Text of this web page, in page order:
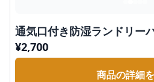
通気口付き防湿ランドリー
¥2,700
商品の詳細